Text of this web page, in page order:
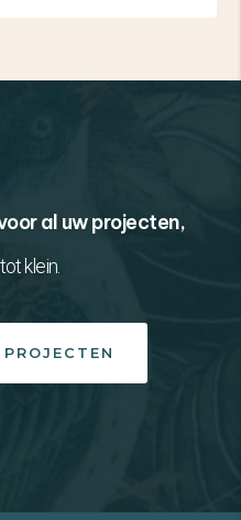
al uw projecten,
klein.